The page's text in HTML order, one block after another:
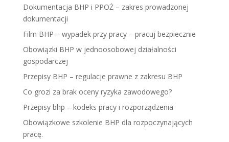
Dokumentacja BHP i PPOŻ – zakres prowadzonej
dokumentacji
Film BHP – wypadek przy pracy – pracuj bezpiecznie
Obowiązki BHP w jednoosobowej działalności
gospodarczej
Przepisy BHP – regulacje prawne z zakresu BHP
Co grozi za brak oceny ryzyka zawodowego?
Przepisy bhp – kodeks pracy i rozporządzenia
Obowiązkowe szkolenie BHP dla rozpoczynających
pracę.